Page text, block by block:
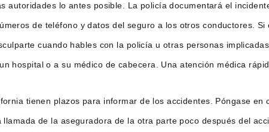
autoridades lo antes posible. La policía documentará el
de teléfono y datos del seguro a los otros conductores.
cuando hables con la policía u otras personas
hospital o a su médico de cabecera. Una atención médica
tienen plazos para informar de los accidentes. Póngase
llamada de la aseguradora de la otra parte poco después del